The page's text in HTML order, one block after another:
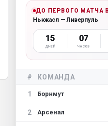
ДО ПЕРВОГО МАТЧА
Ньюкасл — Ливерпуль
15
ДНЕЙ
07
ЧАСОВ
# КОМАНДА
1 Борнмут
2 Арсенал